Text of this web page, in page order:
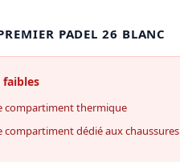
PADEL 26 BLANC
faibles
compartiment thermique
compartiment dédié aux chaussures